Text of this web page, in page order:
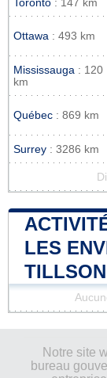
Toronto : 147 km
Ottawa : 493 km
Mississauga : 120
km
Québec : 869 km
Surrey : 3286 km
LES
Notre site
bureau